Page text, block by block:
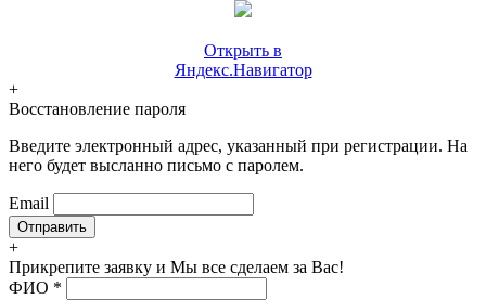
Открыть в
Яндекс.Навигатор
+
Восстановление пароля
Введите электронный адрес, указанный при регистрации. На
него будет высланно письмо с паролем.
Email
+
Прикрепите заявку и Мы все сделаем за Вас!
ФИО *